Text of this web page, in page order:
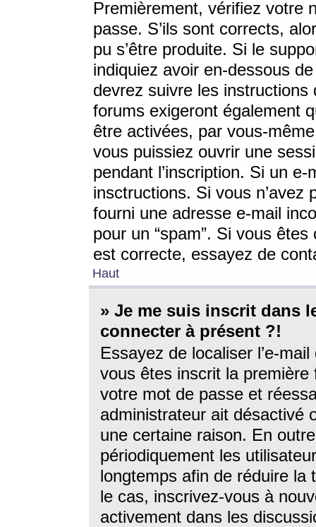
Premièrement, vérifiez votre
passe. S’ils sont corrects,
pu s’être produite. Si le
indiquiez avoir en-dessous
devrez suivre les
forums exigeront également
être activées, par vous-
vous puissiez ouvrir une
pendant l’inscription. Si un
insctructions. Si vous n’avez
fourni une adresse e-mail
pour un “spam”. Si vous
est correcte, essayez de
Haut
» Je me suis inscrit dans
connecter à présent ?!
Essayez de localiser l’e-
vous êtes inscrit la première
votre mot de passe et
administrateur ait désactivé
une certaine raison. En
périodiquement les
longtemps afin de réduire la
le cas, inscrivez-vous à
activement dans les